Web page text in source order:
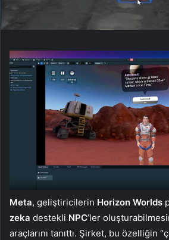
Meta, geliştiricilerin Horizon Worlds
zeka destekli NPC’ler
araçlarını tanıttı. Şirket, bu özelliğin